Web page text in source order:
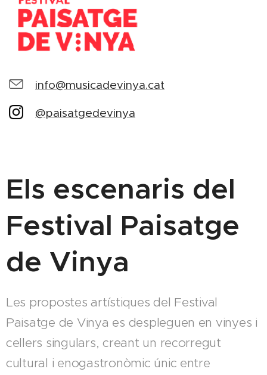
info@musicadevinya.cat
@paisatgedevinya
Els escenaris del
Festival Paisatge
de Vinya
Les propostes artístiques del Festival
Paisatge de Vinya es despleguen en vinyes i
cellers singulars, creant un recorregut
cultural i enogastronòmic únic entre